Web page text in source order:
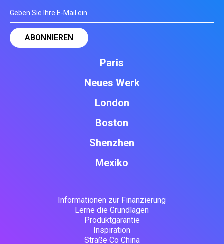
Paris
Neues Werk
London
Boston
Shenzhen
Mexiko
Informationen zur Finanzierung
Lerne die Grundlagen
Produktgarantie
Inspiration
Straße Co China